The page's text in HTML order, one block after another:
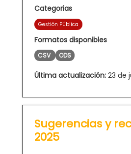
Categorias
Gestión Pública
Formatos disponibles
CSV ODS
Última actualización: 23 de
Sugerencias y
2025